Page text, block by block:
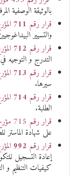
بالوثيقة الوصفية
قرار رقم 711 المؤرخ
والتسيير
قرار رقم 712 المؤرخ
التدرج و التوجيه
قرار رقم 713 المؤرخ
سيرها.
قرار رقم 714 المؤرخ في
الطلبة.
قرار رقم 715 مؤرخ في 03 نوفمبر سنة 2011
على شهادة الماستر
قرار رقم 992 المؤرخ
إعادة التسجيل
كيفيات التنظيم و